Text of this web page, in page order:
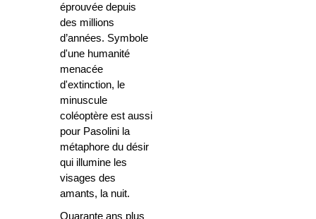
éprouvée depuis
des millions
d’années. Symbole
d'une humanité
menacée
d'extinction, le
minuscule
coléoptère est aussi
pour Pasolini la
métaphore du désir
qui illumine les
visages des
amants, la nuit.
Quarante ans plus